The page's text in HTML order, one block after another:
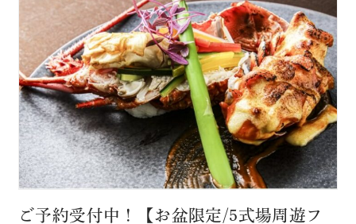
ご予約受付中！【お盆限定/5式場周遊フ